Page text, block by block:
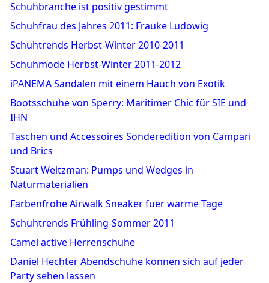
Schuhbranche ist positiv gestimmt
Schuhfrau des Jahres 2011: Frauke Ludowig
Schuhtrends Herbst-Winter 2010-2011
Schuhmode Herbst-Winter 2011-2012
iPANEMA Sandalen mit einem Hauch von Exotik
Bootsschuhe von Sperry: Maritimer Chic für SIE und
IHN
Taschen und Accessoires Sonderedition von Campari
und Brics
Stuart Weitzman: Pumps und Wedges in
Naturmaterialien
Farbenfrohe Airwalk Sneaker fuer warme Tage
Schuhtrends Frühling-Sommer 2011
Camel active Herrenschuhe
Daniel Hechter Abendschuhe können sich auf jeder
Party sehen lassen